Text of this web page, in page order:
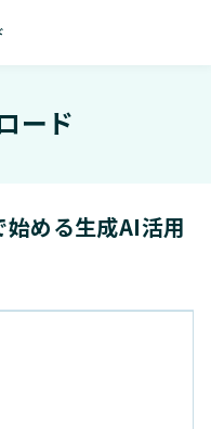
ード
める生成AI活用